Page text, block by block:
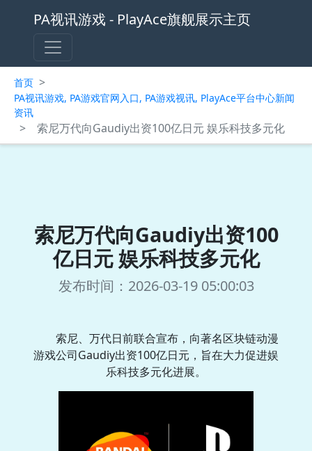
PA视讯游戏 - PlayAce旗舰展示主页
首页 >
PA视讯游戏, PA游戏官网入口, PA游戏视讯, PlayAce平台中心新闻
资讯
> 索尼万代向Gaudiy出资100亿日元 娱乐科技多元化
索尼万代向Gaudiy出资100
亿日元 娱乐科技多元化
发布时间：2026-03-19 05:00:03
索尼、万代日前联合宣布，向著名区块链动漫
游戏公司Gaudiy出资100亿日元，旨在大力促进娱
乐科技多元化进展。